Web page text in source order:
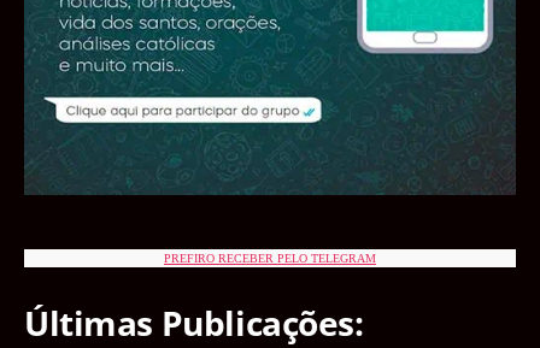
PREFIRO RECEBER PELO TELEGRAM
Últimas Publicações: